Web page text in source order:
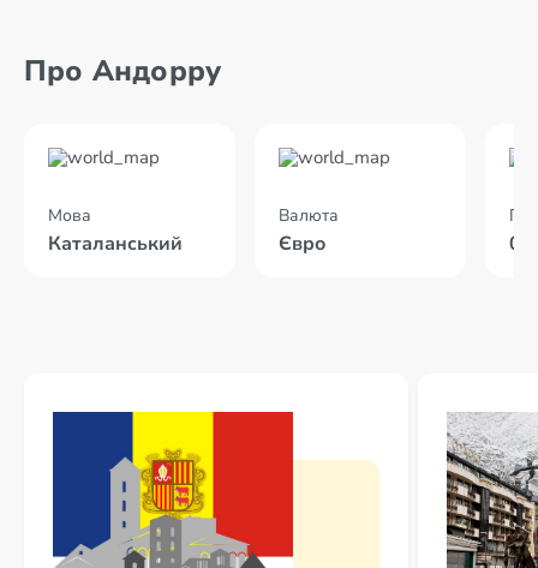
Про Андорру
Мова
Каталанський
Валюта
Євро